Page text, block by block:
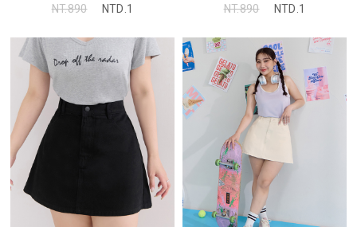
NT.890
NTD.1
NT.890
NTD.1